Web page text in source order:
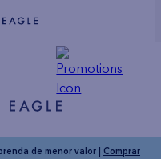
de menor valor | Comprar